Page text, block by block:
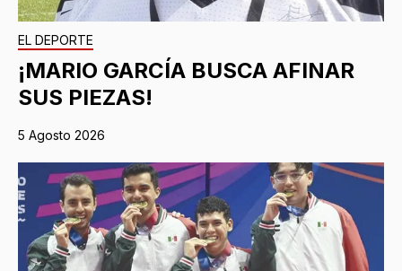
EL DEPORTE
¡MARIO GARCÍA BUSCA AFINAR
SUS PIEZAS!
5 Agosto 2026